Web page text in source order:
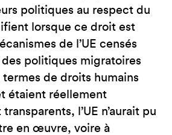
politiques au respect du
lorsque ce droit est
de l’UE censés
des politiques migratoires
de droits humains
étaient réellement
l’UE n’aurait pu
en œuvre, voire à